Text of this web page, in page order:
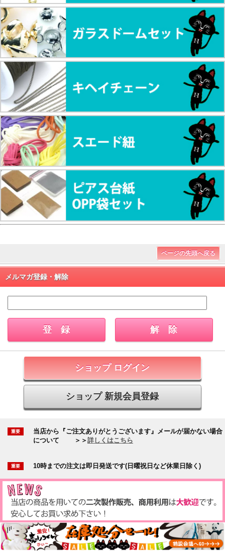
ページの先頭へ戻る
メルマガ登録・解除
ショップ ログイン
ショップ 新規会員登録
当店から『ご注文ありがとうございます』メールが届かない場合
について
＞＞ 詳しくはこちら
10時までの注文は即日発送です(日曜祝日など休業日除く)
カテゴリー